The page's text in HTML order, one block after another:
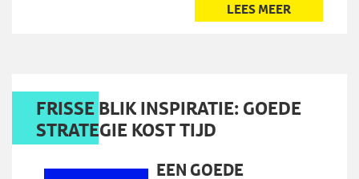
LEES MEER
FRISSE BLIK INSPIRATIE: GOEDE
STRATEGIE KOST TIJD
EEN GOEDE